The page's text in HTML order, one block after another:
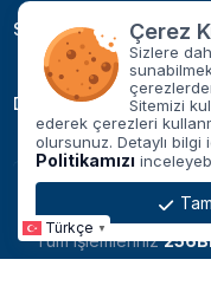
Blog
Sunucu Hizmetleri
Domain
Tüm işlemleriniz
Türkçe ▼
Çerez
Sizlere
Sitemizi
ederek çerezleri
olursunuz. Detaylı bilgi
Politikamızı